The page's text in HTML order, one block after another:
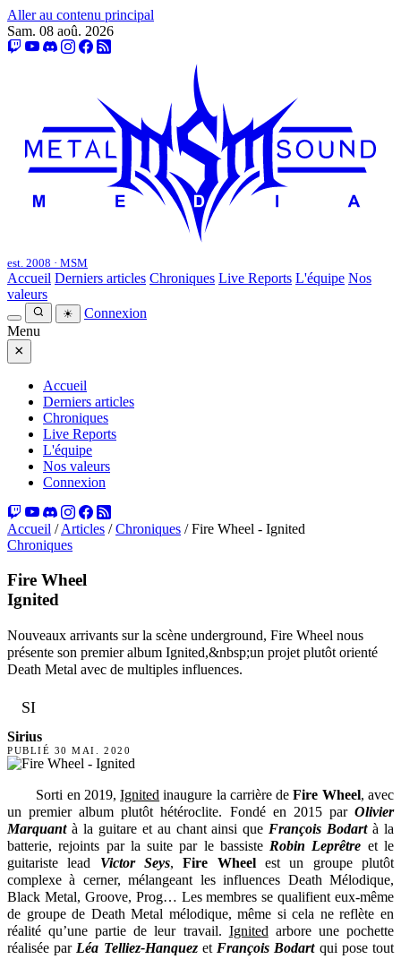
Aller au contenu principal
Sam. 08 aoû. 2026
est. 2008 · MSM
Accueil Derniers articles Chroniques Live Reports L'équipe Nos
valeurs
☀
Connexion
Menu
×
Accueil
Derniers articles
Chroniques
Live Reports
L'équipe
Nos valeurs
Connexion
Accueil / Articles / Chroniques / Fire Wheel - Ignited
Chroniques
Fire Wheel
Ignited
Nouveaux arrivants sur la scène underground, Fire Wheel nous
présente son premier album Ignited,&nbsp;un projet plutôt orienté
Death Metal avec de multiples influences.
SI
Sirius
PUBLIÉ 30 MAI. 2020
Sorti en 2019,Ignited inaugure la carrière deFire Wheel, avec
un premier album plutôt hétéroclite. Fondé en 2015 par Olivier
Marquantà la guitare et au chant ainsi que François Bodartà la
batterie, rejoints par la suite par le bassiste Robin Leprêtre et le
guitariste lead Victor Seys,Fire Wheelest un groupe plutôt
complexe à cerner, mélangeant les influences Death Mélodique,
Black Metal, Groove, Prog… Les membres se qualifient eux-même
de groupe de Death Metal mélodique, même si cela ne reflète en
réalité qu’une partie de leur travail. Ignited arbore une pochette
réalisée par Léa Telliez-Hanquezet François Bodartqui pose tout